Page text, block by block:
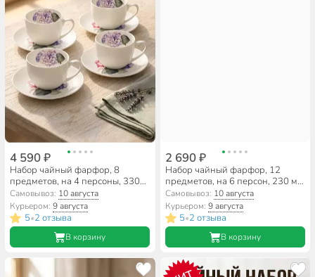
4 590 ₽
Набор чайный фарфор, 8
предметов, на 4 персоны, 330
мл, Lefard, Гортензия, 415-2290
Самовывоз: 10 августа
Курьером:9 августа
5•2 отзыва
В корзину
2 690 ₽
Набор чайный фарфор, 12
предметов, на 6 персон, 230 мл,
Jewel, Кварц, ПС0003-14,
подарочная упаковка
Самовывоз: 10 августа
Курьером: 9 августа
5•2 отзыва
В корзину